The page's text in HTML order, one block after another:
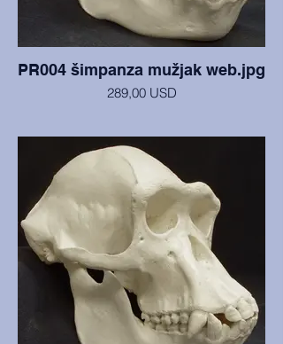
PR004 šimpanza mužjak web.jpg
289,00 USD
Sveučilišta Arizona State